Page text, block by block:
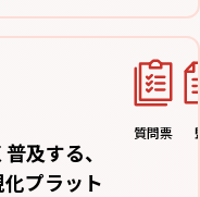
及する、
プラット
質問票